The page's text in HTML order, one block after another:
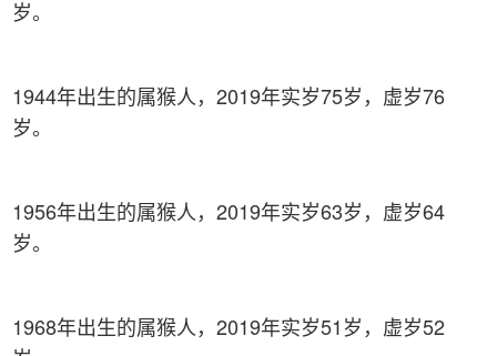
岁。
1944年出生的属猴人，2019年实岁75岁，虚岁76
岁。
1956年出生的属猴人，2019年实岁63岁，虚岁64
岁。
1968年出生的属猴人，2019年实岁51岁，虚岁52